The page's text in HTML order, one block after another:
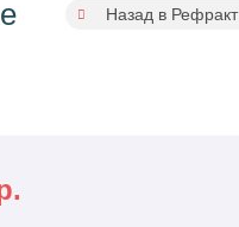
Назад в Рефрактометры